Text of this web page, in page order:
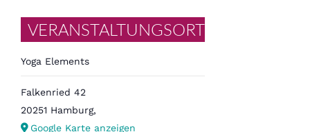
VERANSTALTUNGSORT
Yoga Elements
Falkenried 42
20251 Hamburg,
Google Karte anzeigen